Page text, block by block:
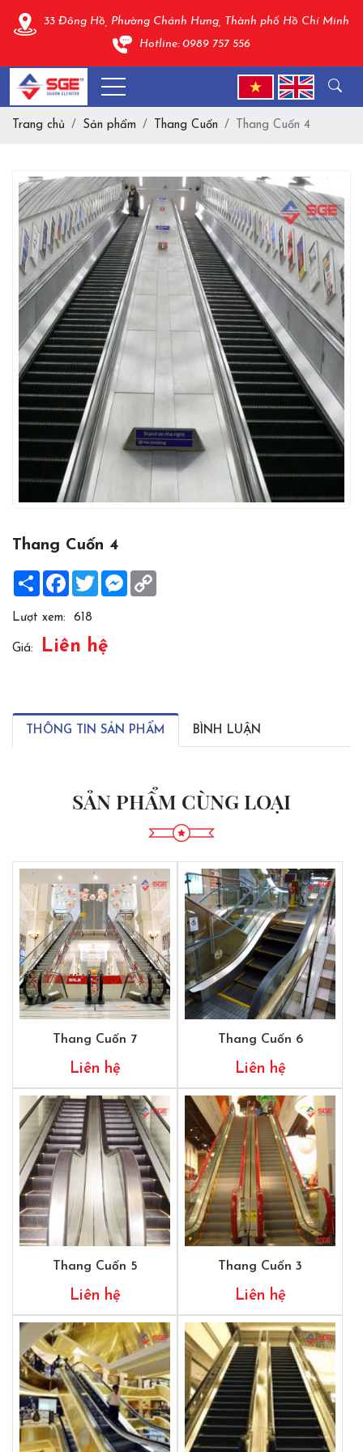
33 Đông Hồ, Phường Chánh Hưng, Thành phố Hồ Chí Minh
Hotline: 0989 757 556
Trang chủ Sản phẩm Thang Cuốn Thang Cuốn 4
Thang Cuốn 4
Share Facebook
TwitterMessenger
Lượt xem: 618
Giá: Liên hệ
THÔNG TIN SẢN PHẨM BÌNH LUẬN
SẢN PHẨM CÙNG LOẠI
Thang Cuốn 7
Liên hệ
Thang Cuốn 6
Liên hệ
Thang Cuốn 5
Liên hệ
Thang Cuốn 3
Liên hệ